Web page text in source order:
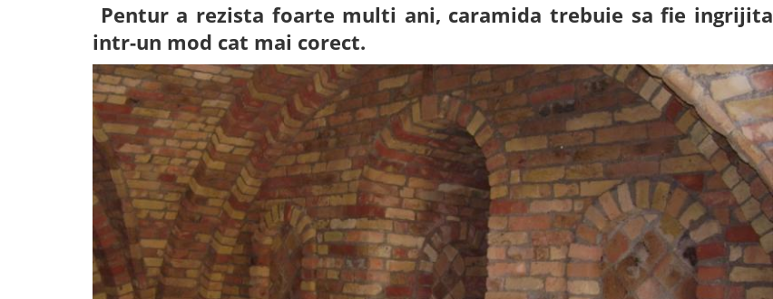
Pentur a rezista foarte multi ani, caramida trebuie sa fie ingrijita
intr-un mod cat mai corect.